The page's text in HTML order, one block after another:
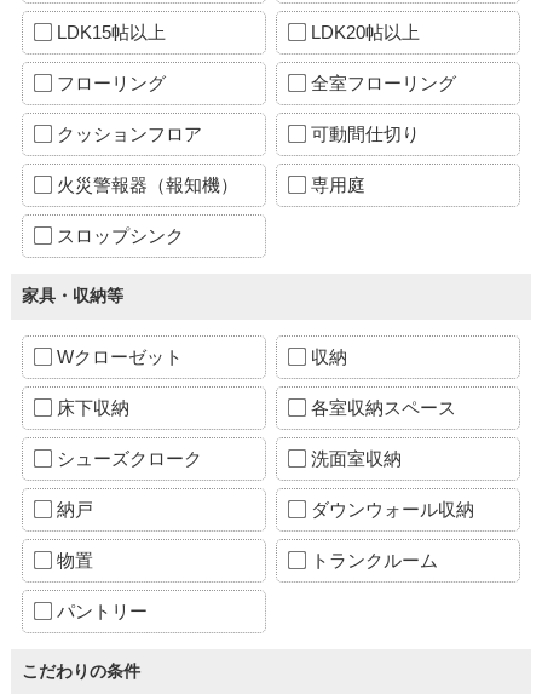
LDK15帖以上 LDK20帖以上
フローリング 全室フローリング
クッションフロア 可動間仕切り
火災警報器（報知機） 専用庭
スロップシンク
家具・収納等
Wクローゼット 収納
床下収納 各室収納スペース
シューズクローク 洗面室収納
納戸 ダウンウォール収納
物置 トランクルーム
パントリー
こだわりの条件